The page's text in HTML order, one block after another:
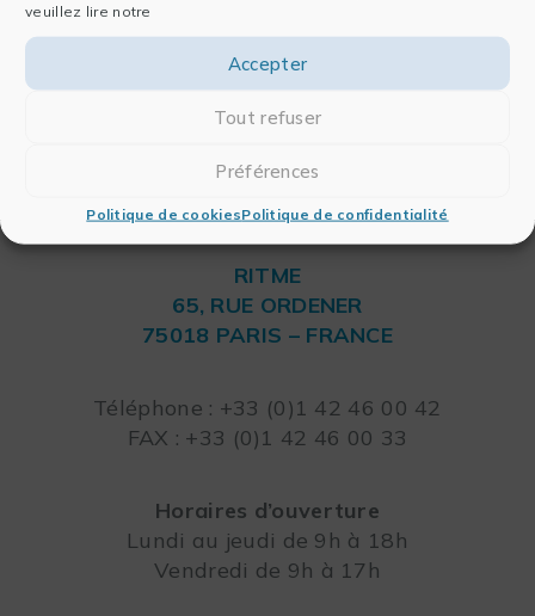
veuillez lire notre
Accepter
Tout refuser
Préférences
Politique de cookiesPolitique de confidentialité
RITME
65, RUE ORDENER
75018 PARIS – FRANCE
Téléphone : +33 (0)1 42 46 00 42
FAX : +33 (0)1 42 46 00 33
Horaires d’ouverture
Lundi au jeudi de 9h à 18h
Vendredi de 9h à 17h